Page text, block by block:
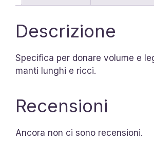
Descrizione
Specifica per donare volume e
manti lunghi e ricci.
Recensioni
Ancora non ci sono recensioni.